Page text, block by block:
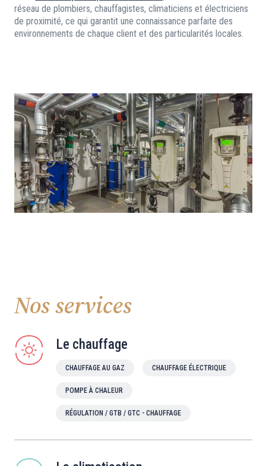
réseau de plombiers, chauffagistes, climaticiens et électriciens
de proximité, ce qui garantit une connaissance parfaite des
environnements de chaque client et des particularités locales.
Nos services
Le chauffage
CHAUFFAGE AU GAZ CHAUFFAGE ÉLECTRIQUE
POMPE À CHALEUR
RÉGULATION / GTB / GTC - CHAUFFAGE